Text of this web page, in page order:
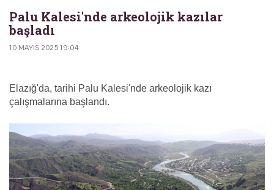
Palu Kalesi'nde arkeolojik kazılar
başladı
10 MAYIS 2025 19:04
Elazığ'da, tarihi Palu Kalesi'nde arkeolojik kazı
çalışmalarına başlandı.